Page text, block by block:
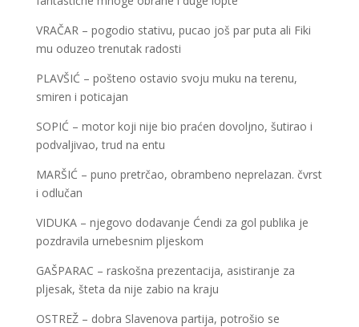
VRAČAR – pogodio stativu, pucao još par puta ali Fiki
mu oduzeo trenutak radosti
PLAVŠIĆ – pošteno ostavio svoju muku na terenu,
smiren i poticajan
SOPIĆ – motor koji nije bio praćen dovoljno, šutirao i
podvaljivao, trud na entu
MARŠIĆ – puno pretrčao, obrambeno neprelazan. čvrst
i odlučan
VIDUKA – njegovo dodavanje Ćendi za gol publika je
pozdravila urnebesnim pljeskom
GAŠPARAC – raskošna prezentacija, asistiranje za
pljesak, šteta da nije zabio na kraju
OSTREŽ – dobra Slavenova partija, potrošio se